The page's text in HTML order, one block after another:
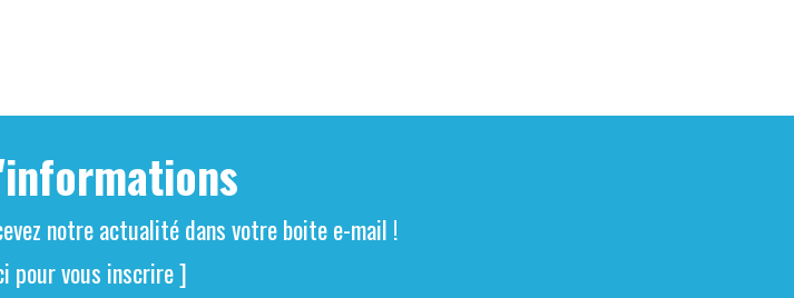
notre actualité dans votre boite e-mail !
pour vous inscrire ]